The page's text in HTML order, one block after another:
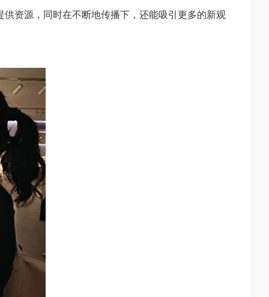
资源，同时在不断地传播下，还能吸引更多的新观